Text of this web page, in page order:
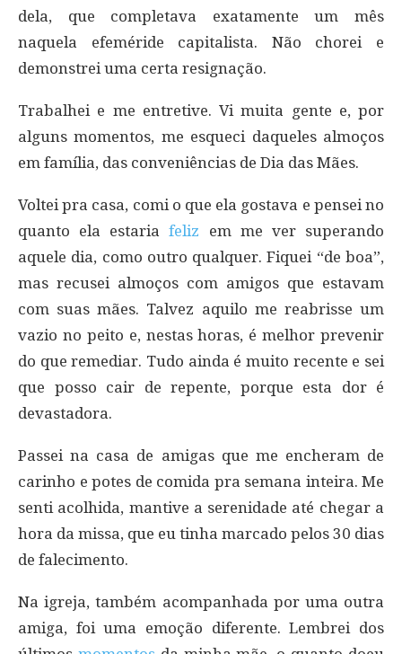
dela, que completava exatamente um mês
naquela efeméride capitalista. Não chorei e
demonstrei uma certa resignação.
Trabalhei e me entretive. Vi muita gente e, por
alguns momentos, me esqueci daqueles almoços
em família, das conveniências de Dia das Mães.
Voltei pra casa, comi o que ela gostava e pensei no
quanto ela estariafeliz em me ver superando
aquele dia, como outro qualquer. Fiquei “de boa”,
mas recusei almoços com amigos que estavam
com suas mães. Talvez aquilo me reabrisse um
vazio no peito e, nestas horas, é melhor prevenir
do que remediar. Tudo ainda é muito recente e sei
que posso cair de repente, porque esta dor é
devastadora.
Passei na casa de amigas que me encheram de
carinho e potes de comida pra semana inteira. Me
senti acolhida, mantive a serenidade até chegar a
hora da missa, que eu tinha marcado pelos 30 dias
de falecimento.
Na igreja, também acompanhada por uma outra
amiga, foi uma emoção diferente. Lembrei dos